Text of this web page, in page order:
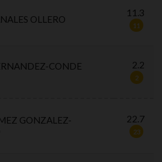
OLLERO
11.3
11
CONDE
2.2
2
GONZALEZ-
22.7
23